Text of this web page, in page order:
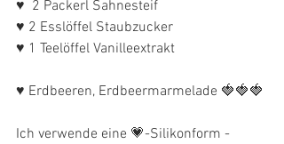
♥  2 Packerl Sahnesteif
♥ 2 Esslöffel Staubzucker
♥ 1 Teelöffel Vanilleextrakt
♥ Erdbeeren, Erdbeermarmelade 🍓🍓🍓
Ich verwende eine 💗-Silikonform -